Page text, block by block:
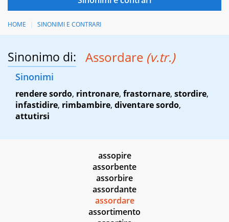
HOME SINONIMI E CONTRARI
Sinonimo di: Assordare (v.tr.)
Sinonimi
rendere sordo, rintronare, frastornare, stordire,
infastidire, rimbambire, diventare sordo,
attutirsi
assopire
assorbente
assorbire
assordante
assordare
assortimento